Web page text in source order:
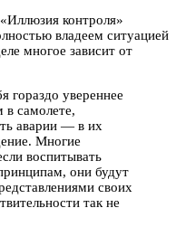
контроля»
владеем ситуацией
многое зависит от
гораздо увереннее
в самолете,
аварии — в их
Многие
воспитывать
они будут
своих
так не